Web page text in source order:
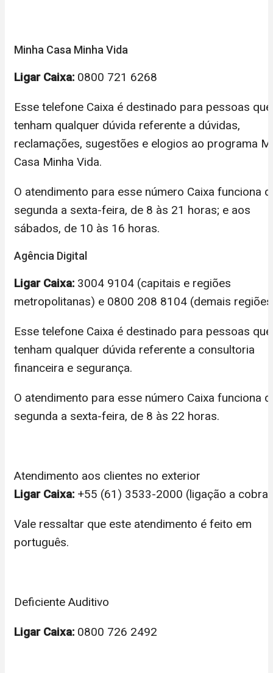
Minha Casa Minha Vida
Ligar Caixa: 0800 721 6268
Esse telefone Caixa é destinado para pessoas que
tenham qualquer dúvida referente a dúvidas,
reclamações, sugestões e elogios ao programa
Casa Minha Vida.
O atendimento para esse número Caixa funciona
segunda a sexta-feira, de 8 às 21 horas; e aos
sábados, de 10 às 16 horas.
Agência Digital
Ligar Caixa: 3004 9104 (capitais e regiões
metropolitanas) e 0800 208 8104 (demais
Esse telefone Caixa é destinado para pessoas que
tenham qualquer dúvida referente a consultoria
financeira e segurança.
O atendimento para esse número Caixa funciona
segunda a sexta-feira, de 8 às 22 horas.
Atendimento aos clientes no exterior
Ligar Caixa: +55 (61) 3533-2000 (ligação a
Vale ressaltar que este atendimento é feito em
português.
Deficiente Auditivo
Ligar Caixa: 0800 726 2492